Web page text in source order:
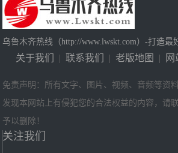
乌鲁木齐热线（http://www.lwskt.com）-打造最
关于我们 | 联系我们 | 老版地图 | 网
免责声明：所有文字、图片、视频、音频等资
发现本网站上有侵犯您的合法权益的内容，请
予以删除！
关注我们